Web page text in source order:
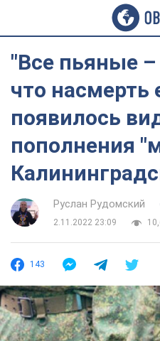
"Все пьяные
что насмерть
появилось
пополнения
Руслан Рудомский
2.11.2022 23:09
143